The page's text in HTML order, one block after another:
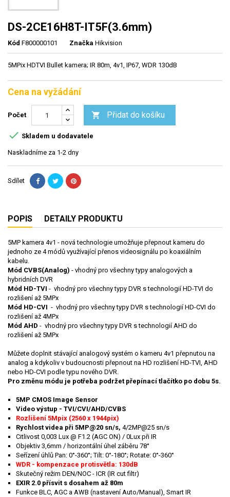
DS-2CE16H8T-IT5F(3.6mm)
Kód F800000101 Značka Hikvision
5MPix HDTVI Bullet kamera; IR 80m, 4v1, IP67, WDR 130dB
Cena na vyžádání
Počet  Přidat do košíku
 Skladem u dodavatele
Naskladníme za 1-2 dny
Sdílet
POPIS DETAILY PRODUKTU
5MP kamera 4v1 - nová technologie umožňuje přepnout kameru do
jednoho ze 4 módů využívající přenos videosignálu po koaxiálním
kabelu.
Mód CVBS(Analog) - vhodný pro všechny typy analogových a
hybridních DVR
Mód HD-TVI - vhodný pro všechny typy DVR s technologií HD-TVI do
rozlišení až 5MPx
Mód HD-CVI - vhodný pro všechny typy DVR s technologií HD-CVI do
rozlišení až 4MPx
Mód AHD - vhodný pro všechny typy DVR s technologií AHD do
rozlišení až 5MPx
Můžete doplnit stávající analogový systém o kameru 4v1 přepnutou na
analog a kdykoliv v budoucnosti přepnout na HD rozlišení HD-TVI, AHD
nebo HD-CVI podle typu nového DVR.
Pro změnu módu je potřeba podržet přepínací tlačítko po dobu 5s.
5MP CMOS Image Sensor
Video výstup - TVI/CVI/AHD/CVBS
Rozlišení 5Mpix (2560 x 1944pix)
Rychlost videa při 5MP@20 sn/s, 4/2MP@25 sn/s
Citlivost 0,003 Lux @ F1.2 (AGC ON) / 0Lux při IR
Objektiv 3,6mm / horizontální úhel záběru 78°
Seřízení úhlů Pan: 0°-360°; Tilt: 0°-180°; Rotate: 0°-360°
WDR - kompenzace protisvětla: 130dB
Skutečný režim DEN/NOC - ICR (IR cut filtr)
EXIR 2.0 přísvit s dosahem až 80m
Funkce BLC, AGC a AWB (nastavení Auto/Manual), Smart IR